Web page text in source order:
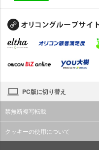
PC版に切り替え
禁無断複写転載
クッキーの使用について